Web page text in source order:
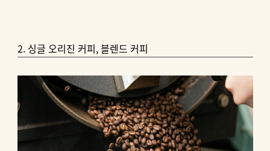
2. 싱글 오리진 커피, 블렌드 커피